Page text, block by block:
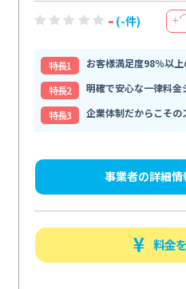
- (-件) ＋
特⻑1
お客様満足度98％以
特⻑2
明確で安心な一律料金
特⻑3
企業体制だからこそ
事業者の詳細情
料金